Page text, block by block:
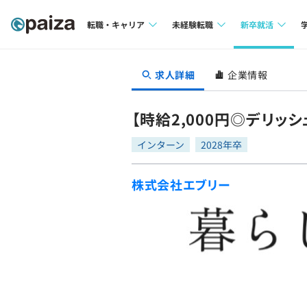
転職・キャリア
転職成功ガイド
転職エージェント
未経験転職
求人検索
転職成功ガイド
新卒就活
本選考
インターン
インタビュー
就活成功ガイド
求人詳細 企業情報
【時給2,000円◎デリッシ
インターン 2028年卒
株式会社エブリー